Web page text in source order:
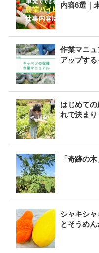
内容6選｜
作業マニ
アップする
はじめて
れで決まり
「奇跡の
シャキシ
とそうめ